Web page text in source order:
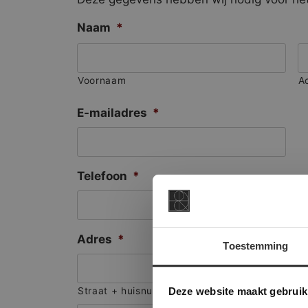
Toestemming
Deze website maakt
Naam *
Voornaam
E-mailadres *
Telefoon *
Adres *
Straat + huisnummer
Deze
onze